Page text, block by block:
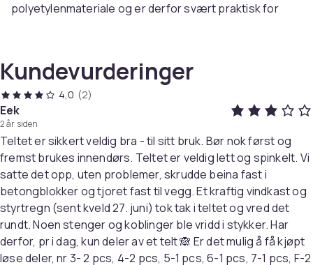
polyetylenmateriale og er derfor svært praktisk for
vinduer, og ett dørpanel med glidelås for enkel inngang.
Hagepaviljongen er enkel å montere.
MERK: Dette produktet skal ALDRI brukes i dårlig vær,
for eksempel sterk vind, kraftig regn, snø, storm osv.
Merk: Dette produktet er ikke egnet for bruk som
carport.
Farge: hvit
Materialer: 90 g/m² PE (100% polyetylen), stål
Mål: 4 x 4 x 2,75 m (L x B x H)
Høyde takfot: 2 m
Kundevurderinger
4,0 (2)
Eek
2 år siden
Teltet er sikkert veldig bra - til sitt bruk. Bør nok først og
fremst brukes innendørs. Teltet er veldig lett og spinkelt. Vi
satte det opp, uten problemer, skrudde beina fast i
betongblokker og tjoret fast til vegg. Et kraftig vindkast og
styrtregn (sent kveld 27. juni) tok tak i teltet og vred det
rundt. Noen stenger og koblinger ble vridd i stykker. Har
derfor, pr i dag, kun deler av et telt 🙈 Er det mulig å få kjøpt
løse deler, nr 3- 2 pcs, 4-2 pcs, 5-1 pcs, 6-1 pcs, 7-1 pcs, F-2